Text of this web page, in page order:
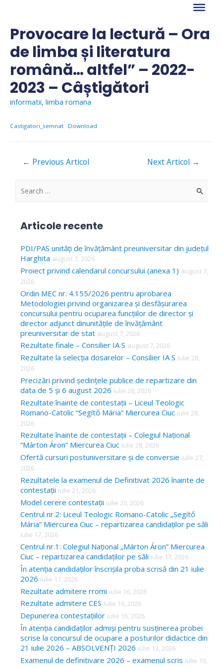
contentProvocare la lectură – Ora
de limba și literatura
română… altfel” – 2022-
2023 – Câștigători
informatii, limba romana
Castigatori_semnat Download
Navigare
← Previous Articol Next Articol →
S
c
h
f
o
r
Articole recente
PDI/PAS unități de învățământ preuniversitar din județul
Harghita august 7, 2026
Proiect privind calendarul concursului (anexa 1) august 7,
2026
Ordin MEC nr. 4.155/2026 pentru aprobarea
Metodologiei privind organizarea și desfășurarea
concursului pentru ocuparea funcțiilor de director și
director adjunct dinunitățile de învățământ
preuniversitar de stat august 7, 2026
Rezultate finale – Consilier IA S august 7, 2026
Rezultate la selecția dosarelor – Consilier IA S iulie 28,
2026
Precizări privind ședințele publice de repartizare din
data de 5 și 6 august 2026 iulie 28, 2026
Rezultate înainte de contestații – Liceul Teologic
Romano-Catolic “Segítő Mária” Miercurea Ciuc iulie 28,
2026
Rezultate înainte de contestații – Colegiul Național
“Márton Áron” Miercurea Ciuc iulie 28, 2026
Ofertă cursuri postuniversitare și de conversie iulie 27,
2026
Rezultatele la examenul de Definitivat 2026 înainte de
contestații iulie 21, 2026
Model cerere contestații iulie 20, 2026
Centrul nr.2: Liceul Teologic Romano-Catolic „Segítő
Mária” Miercurea Ciuc – repartizarea candidaților pe săli
iulie 17, 2026
Centrul nr.1: Colegiul Național „Márton Áron” Miercurea
Ciuc – repartizarea candidaților pe săli iulie 17, 2026
În atenția candidaților înscrișila proba scrisă din 21 iulie
2026 iulie 17, 2026
Rezultate admitere rromi iulie 16, 2026
Rezultate admitere CES iulie 16, 2026
Depunerea contestațiilor iulie 16, 2026
În atenția candidaților admiși pentru susținerea probei
scrise la concursul de ocupare a posturilor didactice din
21 iulie 2026 – ABSOLVENȚI 2026 iulie 13, 2026
Examenul de definitivare 2026 – examenul scris iulie 10,